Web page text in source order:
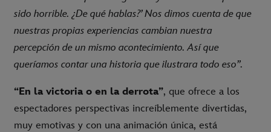
sido horrible. ¿De qué hablas?’ Nos dimos cuenta de que
nuestras propias experiencias cambian nuestra
percepción de un mismo acontecimiento. Así que
queríamos contar una historia que ilustrara todo eso”.
“En la victoria o en la derrota”, que ofrece a los
espectadores perspectivas increíblemente divertidas,
muy emotivas y con una animación única, está